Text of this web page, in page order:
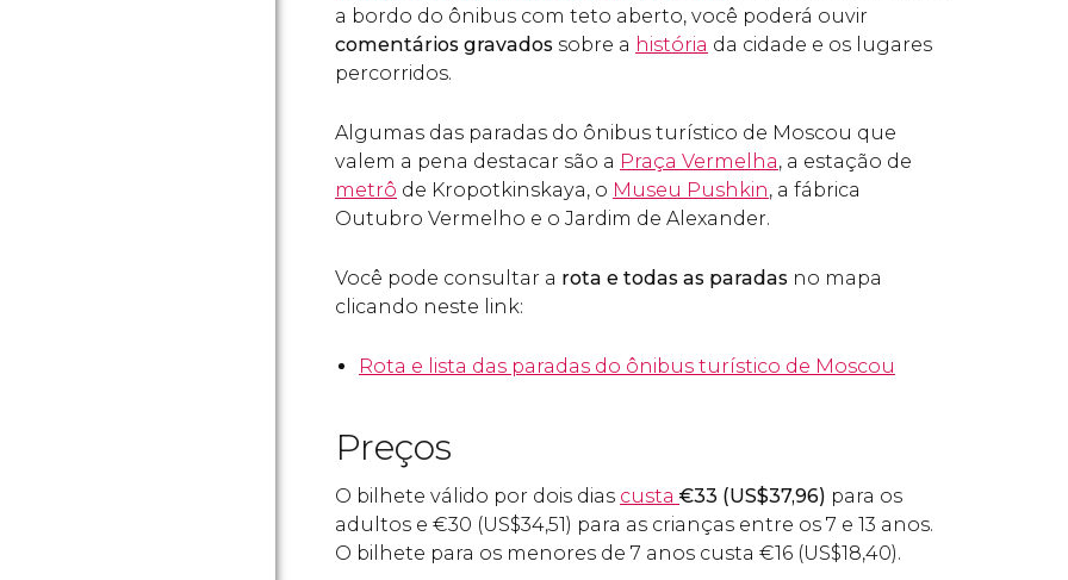
a bordo do ônibus com teto aberto, você poderá ouvir
comentários gravados sobre a história da cidade e os lugares
percorridos.
Algumas das paradas do ônibus turístico de Moscou que
valem a pena destacar são a Praça Vermelha, a estação de
metrô de Kropotkinskaya, o Museu Pushkin, a fábrica
Outubro Vermelho e o Jardim de Alexander.
Você pode consultar a rota e todas as paradas no mapa
clicando neste link:
Rota e lista das paradas do ônibus turístico de Moscou
Preços
O bilhete válido por dois dias custa €33 (US$37,96) para os
adultos e €30 (US$34,51) para as crianças entre os 7 e 13 anos.
O bilhete para os menores de 7 anos custa €16 (US$18,40).